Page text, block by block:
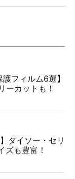
フィルム6選】
ーカットも！
ダイソー・セリ
ズも豊富！